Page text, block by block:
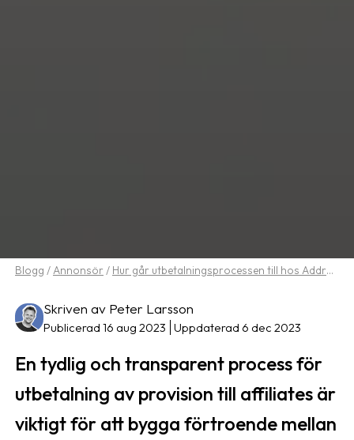
Blogg /Annonsör / Hur går utbetalningsprocessen till hos Addrevenue
Skriven av Peter Larsson
Publicerad 16 aug 2023 Uppdaterad 6 dec 2023
En tydlig och transparent process för
utbetalning av provision till affiliates är
viktigt för att bygga förtroende mellan